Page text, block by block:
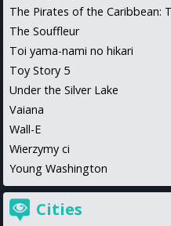
The Pirates of the Caribbean:
The Souffleur
Toi yama-nami no hikari
Toy Story 5
Under the Silver Lake
Vaiana
Wall-E
Wierzymy ci
Young Washington
Cities